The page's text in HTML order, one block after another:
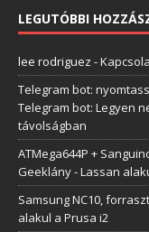
LEGUTÓBBI
lee rodriguez -
Telegram bot:
Telegram bot: Legyen
távolságban
ATMega644P +
Geeklány-Lassan
Samsung NC10,
alakul a Prusa i2